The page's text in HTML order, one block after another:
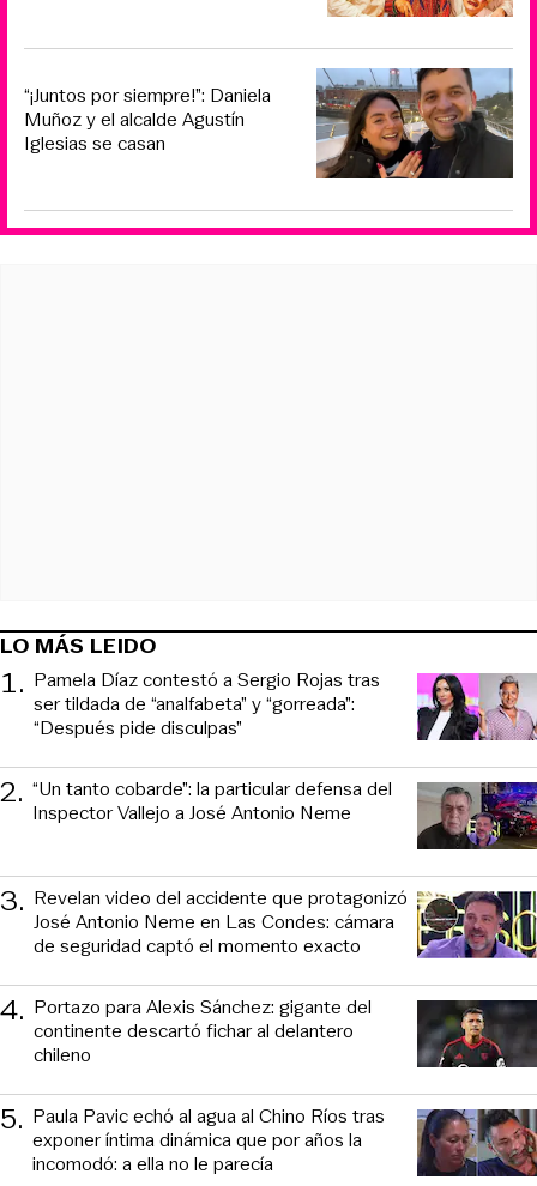
“¡Juntos por siempre!”: Daniela
Muñoz y el alcalde Agustín
Iglesias se casan
LO MÁS LEIDO
1. Pamela Díaz contestó a Sergio Rojas tras
ser tildada de “analfabeta” y “gorreada”:
“Después pide disculpas”
2. “Un tanto cobarde”: la particular defensa del
Inspector Vallejo a José Antonio Neme
3. Revelan video del accidente que protagonizó
José Antonio Neme en Las Condes: cámara
de seguridad captó el momento exacto
4. Portazo para Alexis Sánchez: gigante del
continente descartó fichar al delantero
chileno
5. Paula Pavic echó al agua al Chino Ríos tras
exponer íntima dinámica que por años la
incomodó: a ella no le parecía